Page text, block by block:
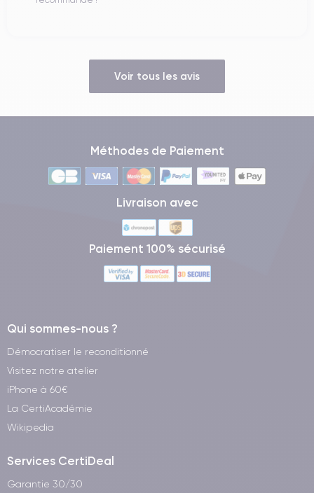
Voir tous les avis
Méthodes de Paiement
Livraison avec
Paiement 100% sécurisé
Qui sommes-nous ?
Démocratiser le reconditionné
Visitez notre atelier
iPhone à 60€
La CertiAcadémie
Wikipedia
Services CertiDeal
Garantie 30/30